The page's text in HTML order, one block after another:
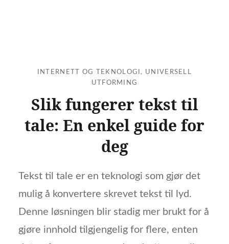
INTERNETT OG TEKNOLOGI, UNIVERSELL
UTFORMING
Slik fungerer tekst til
tale: En enkel guide for
deg
Tekst til tale er en teknologi som gjør det
mulig å konvertere skrevet tekst til lyd.
Denne løsningen blir stadig mer brukt for å
gjøre innhold tilgjengelig for flere, enten